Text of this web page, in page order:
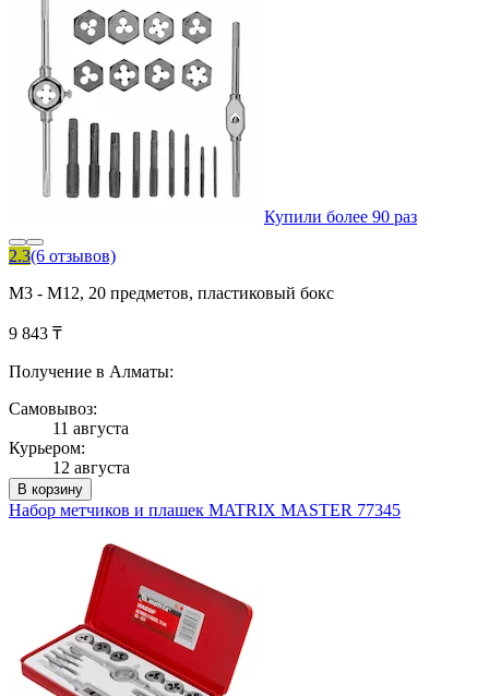
Купили более 90 раз
2.3(6 отзывов)
М3 - М12, 20 предметов, пластиковый бокс
9 843 ₸
Получение в Алматы:
Самовывоз:
11 августа
Курьером:
12 августа
В корзину
Набор метчиков и плашек MATRIX MASTER 77345